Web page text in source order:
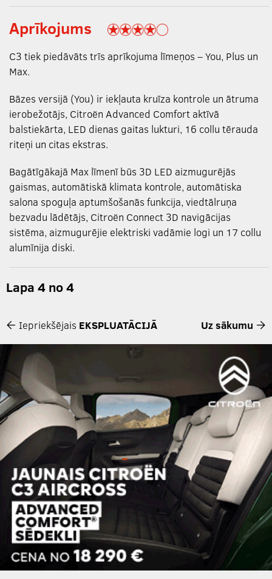
Aprīkojums
C3 tiek piedāvāts trīs aprīkojuma līmeņos – You, Plus un
Max.
Bāzes versijā (You) ir iekļauta kruīza kontrole un ātruma
ierobežotājs, Citroën Advanced Comfort aktīvā
balstiekārta, LED dienas gaitas lukturi, 16 collu tērauda
riteņi un citas ekstras.
Bagātīgākajā Max līmenī būs 3D LED aizmugurējās
gaismas, automātiskā klimata kontrole, automātiska
salona spoguļa aptumšošanās funkcija, viedtālruņa
bezvadu lādētājs, Citroën Connect 3D navigācijas
sistēma, aizmugurējie elektriski vadāmie logi un 17 collu
alumīnija diski.
Lapa 4 no 4
Iepriekšējais EKSPLUATĀCIJĀ Uz sākumu